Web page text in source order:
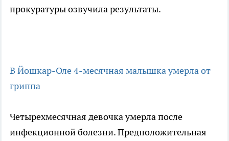
прокуратуры озвучила результаты.
В Йошкар-Оле 4-месячная малышка умерла от
гриппа
Четырехмесячная девочка умерла после
инфекционной болезни. Предположительная